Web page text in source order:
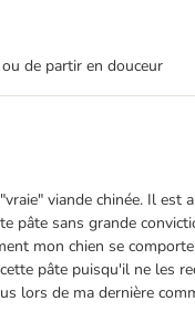
de partir en douceur
viande chinée. Il est
sans grande
mon chien se
pâte puisqu'il ne les
lors de ma dernière